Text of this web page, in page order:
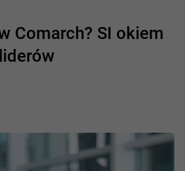
Comarch? SI okiem
liderów